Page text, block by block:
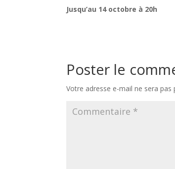
Jusqu’au 14 octobre à 20h
Poster le
Votre adresse e-mail ne sera pas